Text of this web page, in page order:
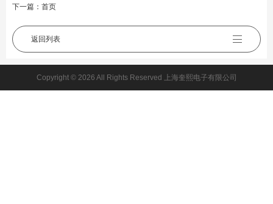
下一篇： 首页
返回列表
Copyright © 2026 All Rights Reserved 上海奎熙电子有限公司